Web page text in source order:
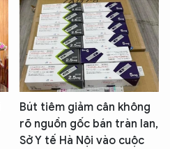
Bút tiêm giảm cân không
rõ nguồn gốc bán tràn lan,
Sở Y tế Hà Nội vào cuộc